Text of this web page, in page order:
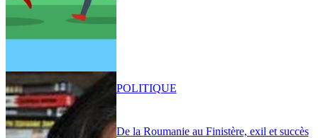
De la Roumanie au Finistère, exil et succès
POLITIQUE